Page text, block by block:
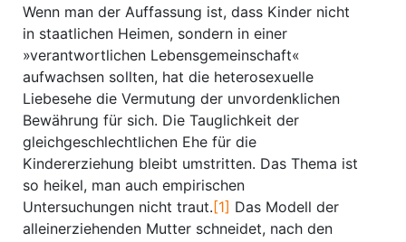
Wenn man der Auffassung ist, dass Kinder nicht
in staatlichen Heimen, sondern in einer
»verantwortlichen Lebens­gemeinschaft«
aufwachsen sollten, hat die heterosexuelle
Liebesehe die Vermutung der unvor­denklichen
Bewährung für sich. Die Tauglichkeit der
gleichgeschlechtlichen Ehe für die
Kindererziehung bleibt umstritten. Das Thema ist
so heikel, man auch empirischen
Untersuchungen nicht traut. [1] Das Modell der
alleinerziehenden Mutter schneidet, nach den